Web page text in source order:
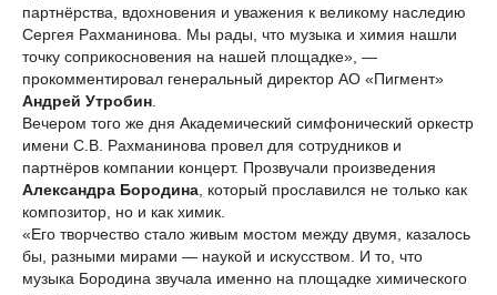
партнёрства, вдохновения и уважения к великому наследию
Сергея Рахманинова. Мы рады, что музыка и химия нашли
точку соприкосновения на нашей площадке», —
прокомментировал генеральный директор АО «Пигмент»
Андрей Утробин
Вечером того же дня Академический симфонический оркестр
имени С.В. Рахманинова провел для сотрудников и
партнёров компании концерт. Прозвучали произведения
Александра Бородина , который прославился не только как
композитор, но и как химик.
«Его творчество стало живым мостом между двумя, казалось
бы, разными мирами — наукой и искусством. И то, что
музыка Бородина звучала именно на площадке химического